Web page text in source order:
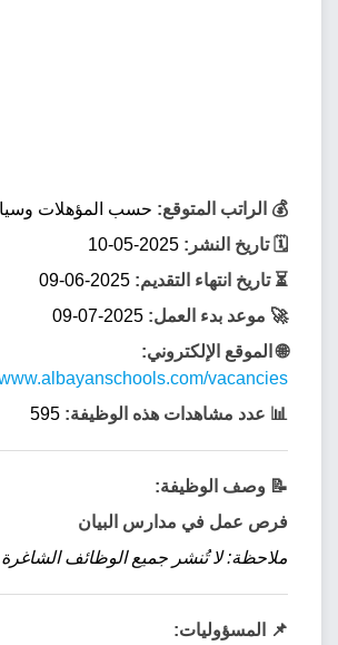
💰 الراتب المتوقع: حسب المؤهلات
🗓️ تاريخ النشر:
⏳ تاريخ انتهاء التقديم:
🚀 موعد بدء العمل:
🌐 الموقع الإلكتروني:
vacancies
📊 عدد مشاهدات هذه الوظيفة:
📝 وصف الوظيفة:
فرص عمل في مدارس البیان
ملاحظة: لا تُنشر جميع الوظائف
📌 المسؤوليات: